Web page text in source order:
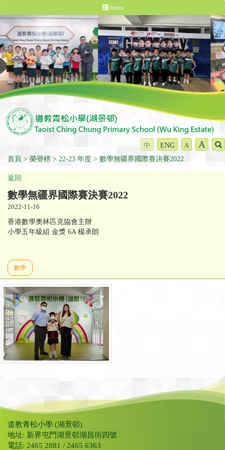
menu
中 ENG A A
首頁 榮譽榜 22-23 年度 數學無疆界國際賽決賽2022
返回
數學無疆界國際賽決賽2022
2022-11-16
香港數學奧林匹克協會主辦
小學五年級組 金獎 6A 楊承朗
數學
道教青松小學 (湖景邨)
地址: 新界屯門湖景邨湖昌街四號
電話: 2465 2881 / 2465 6363